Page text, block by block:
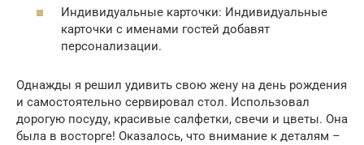
Индивидуальные карточки: Индивидуальные
карточки с именами гостей добавят
персонализации.
Однажды я решил удивить свою жену на день рождения
и самостоятельно сервировал стол. Использовал
дорогую посуду, красивые салфетки, свечи и цветы. Она
была в восторге! Оказалось, что внимание к деталям –